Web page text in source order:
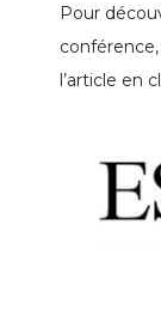
Pour
l’article en